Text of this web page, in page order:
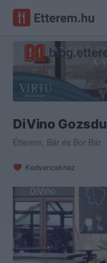
DiVino Gozsdu
Étterem, Bár és Bor Bár
Kedvencekhez